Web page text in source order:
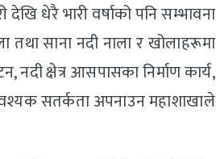
धेरै भारी वर्षाको पनि सम्भावना
तथा साना नदी नाला र खोलाहरूमा
क्षेत्र आसपासका निर्माण कार्य,
सतर्कता अपनाउन महाशाखाले